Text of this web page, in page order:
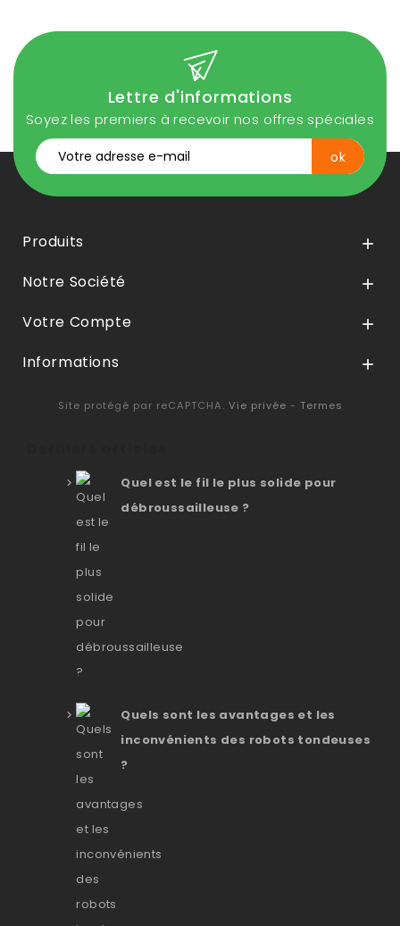
Lettre d'informations
Soyez les premiers à recevoir nos offres spéciales
Produits 
Notre Société 
Votre Compte 
Informations 
Site protégé par reCAPTCHA. Vie privée - Termes
Quel est le fil le plus solide pour
débroussailleuse ?
Quels sont les avantages et les
inconvénients des robots tondeuses
?